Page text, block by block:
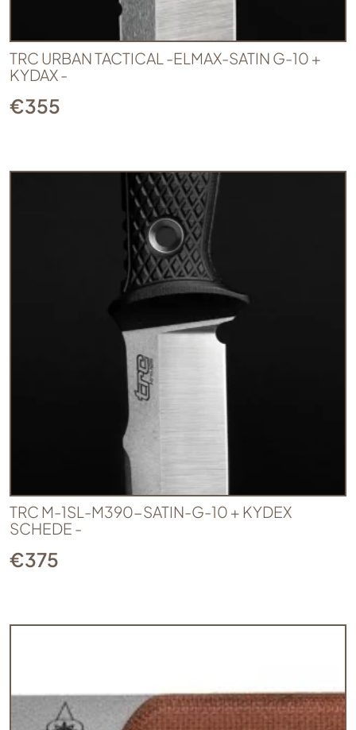
TRC URBAN TACTICAL -ELMAX-SATIN G-10 +
KYDAX -
€355
TRC M-1SL-M390-SATIN-G-10 + KYDEX
SCHEDE -
€375